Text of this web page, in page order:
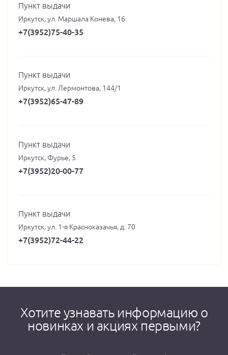
Пункт выдачи
Иркутск, ул. Маршала Конева, 16
+7(3952)75-40-35
Пункт выдачи
Иркутск, ул. Лермонтова, 144/1
+7(3952)65-47-89
Пункт выдачи
Иркутск, Фурье, 5
+7(3952)20-00-77
Пункт выдачи
Иркутск, ул. 1-я Красноказачья, д. 70
+7(3952)72-44-22
Хотите узнавать информацию о
новинках и акциях первыми?